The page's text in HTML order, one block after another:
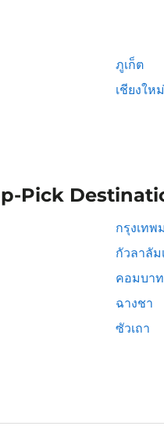
ภูเก็ต
เชียงใหม่
Pick
กรุงเท
กัวลาลัม
คอมบา
ฉางชา
ซัวเถา